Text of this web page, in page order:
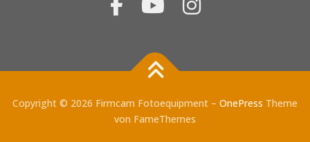
Copyright © 2026 Firmcam Fotoequipment – OnePress Theme
von FameThemes